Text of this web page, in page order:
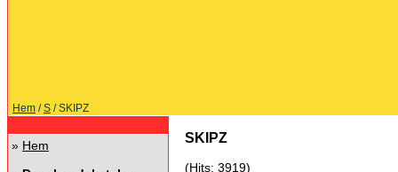
Hem /S / SKIPZ
» Hem
SKIPZ
(Hits: 3919)